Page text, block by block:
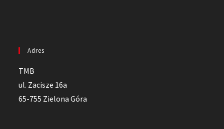
Adres
TMB
ul. Zacisze 16a
65-755 Zielona Góra